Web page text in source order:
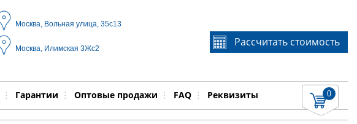
Москва, Вольная улица, 35с13
Москва, Илимская 3Жс2
Рассчитать стоимость
Гарантии Оптовые продажи FAQ Реквизиты 0
Если Вы не знаете идентификационный номер
запчасти, звоните по телефону+7 495 106-64-91, мы
Выполняемые работы